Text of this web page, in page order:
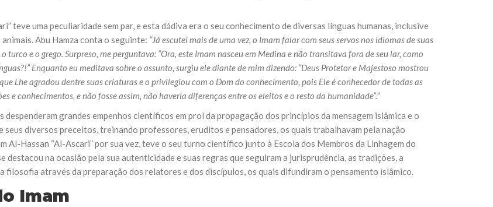
teve uma peculiaridade sem par, e esta dádiva era o seu conhecimento de diversas línguas humanas, inclusive
Abu Hamza conta o seguinte: “Já escutei mais de uma vez, o Imam falar com seus servos nos idiomas de suas
turco e o grego. Surpreso, me perguntava: “Ora, este Imam nasceu em Medina e não transitava fora de seu lar, como
Enquanto eu meditava sobre o assunto, surgiu ele diante de mim dizendo: “Deus Protetor e Majestoso mostrou
Lhe agradou dentre suas criaturas e o privilegiou com o Dom do conhecimento, pois Ele é conhecedor de todas as
e conhecimentos, e não fosse assim, não haveria diferenças entre os eleitos e o resto da humanidade”.”
despenderam grandes empenhos científicos em prol da propagação dos princípios da mensagem islâmica e o
seus diversos preceitos, treinando professores, eruditos e pensadores, os quais trabalhavam pela nação
Al-Hassan “Al-Ascari” por sua vez, teve o seu turno científico junto à Escola dos Membros da Linhagem do
destacou na ocasião pela sua autenticidade e suas regras que seguiram a jurisprudência, as tradições, a
filosofia através da preparação dos relatores e dos discípulos, os quais difundiram o pensamento islâmico.
Imam